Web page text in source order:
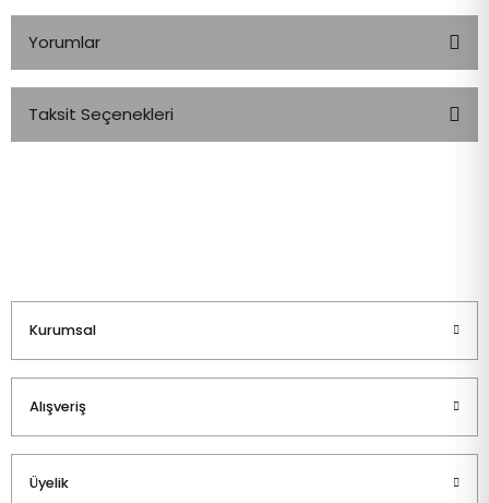
Yorumlar
Taksit Seçenekleri
Kurumsal
Alışveriş
Üyelik